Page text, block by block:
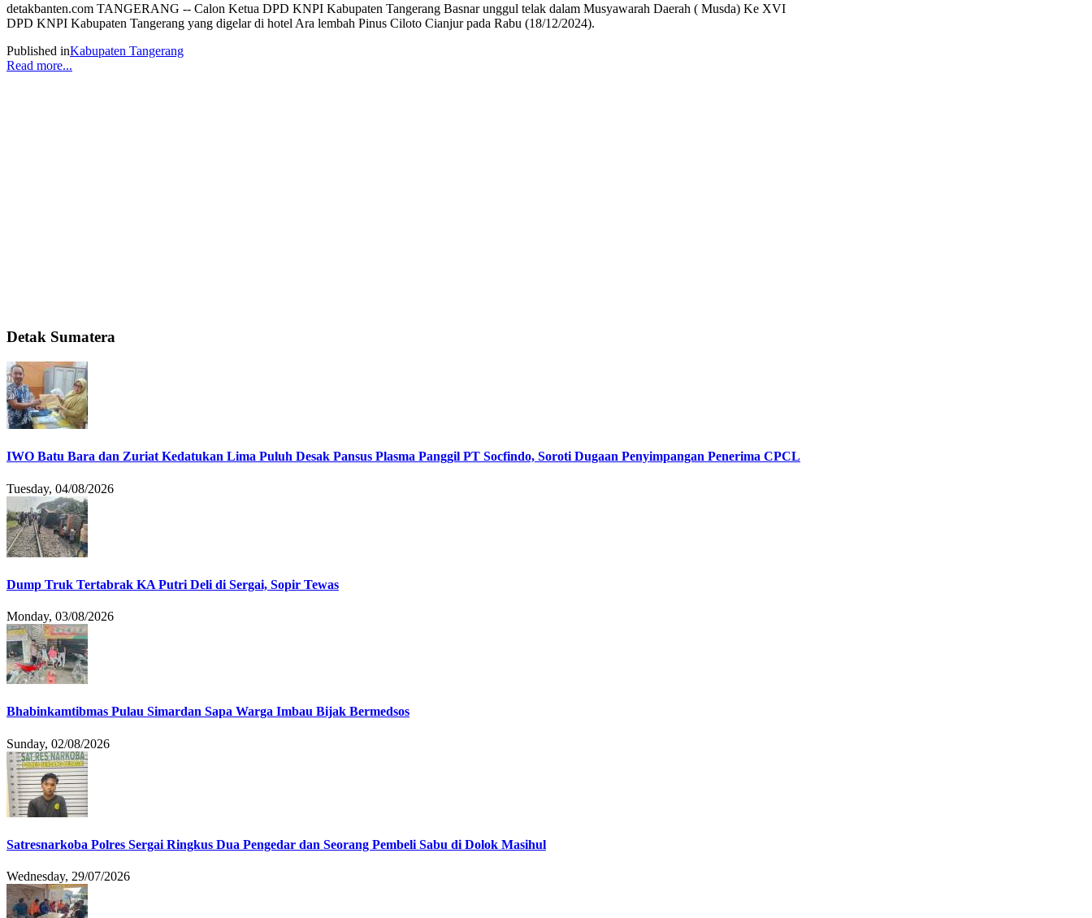
detakbanten.com TANGERANG -- Calon Ketua DPD KNPI Kabupaten Tangerang Basnar unggul telak dalam Musyawarah Daerah ( Musda) Ke XVI
DPD KNPI Kabupaten Tangerang yang digelar di hotel Ara lembah Pinus Ciloto Cianjur pada Rabu (18/12/2024).
Published inKabupaten Tangerang
Read more...
Detak Sumatera
IWO Batu Bara dan Zuriat Kedatukan Lima Puluh Desak Pansus Plasma Panggil PT Socfindo, Soroti Dugaan Penyimpangan Penerima CPCL
Tuesday, 04/08/2026
Dump Truk Tertabrak KA Putri Deli di Sergai, Sopir Tewas
Monday, 03/08/2026
Bhabinkamtibmas Pulau Simardan Sapa Warga Imbau Bijak Bermedsos
Sunday, 02/08/2026
Satresnarkoba Polres Sergai Ringkus Dua Pengedar dan Seorang Pembeli Sabu di Dolok Masihul
Wednesday, 29/07/2026